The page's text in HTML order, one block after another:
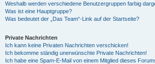
Weshalb werden verschiedene Benutzergruppen farbig
Was ist eine Hauptgruppe?
Was bedeutet der „Das Team“-Link auf der Startseite?
Private Nachrichten
Ich kann keine Privaten Nachrichten verschicken!
Ich bekomme ständig unerwünschte Private Nachrichten!
Ich habe eine Spam-E-Mail von einem Mitglied dieses